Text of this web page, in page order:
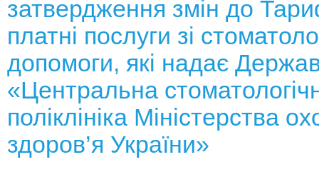
затвердження змін до
платні послуги зі
допомоги, які надає
«Центральна
поліклініка Міністерства
здоров’я України»